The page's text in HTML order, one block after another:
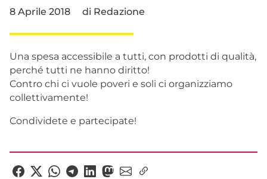
8 Aprile 2018 di Redazione
Una spesa accessibile a tutti, con prodotti di qualità,
perché tutti ne hanno diritto!
Contro chi ci vuole poveri e soli ci organizziamo
collettivamente!
Condividete e partecipate!